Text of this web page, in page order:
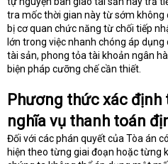
tra mốc thời gian này từ sớm không
bị cơ quan chức năng từ chối tiếp
lớn trong việc nhanh chóng áp
tài sản, phong tỏa tài khoản ngân
biện pháp cưỡng chế cần thiết.
Phương thức xác
nghĩa vụ thanh toán
Đối với các phán quyết của Tòa án
hiện theo từng giai đoạn hoặc từng